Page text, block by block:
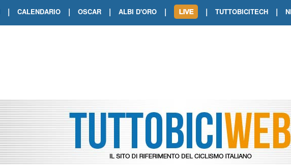
| CALENDARIO | OSCAR | ALBI D'ORO |
TOUR DE FRANCE. ORCIERES-
TOUR DE FRANCE. A VOIRON
| TUTTOBICITECH |